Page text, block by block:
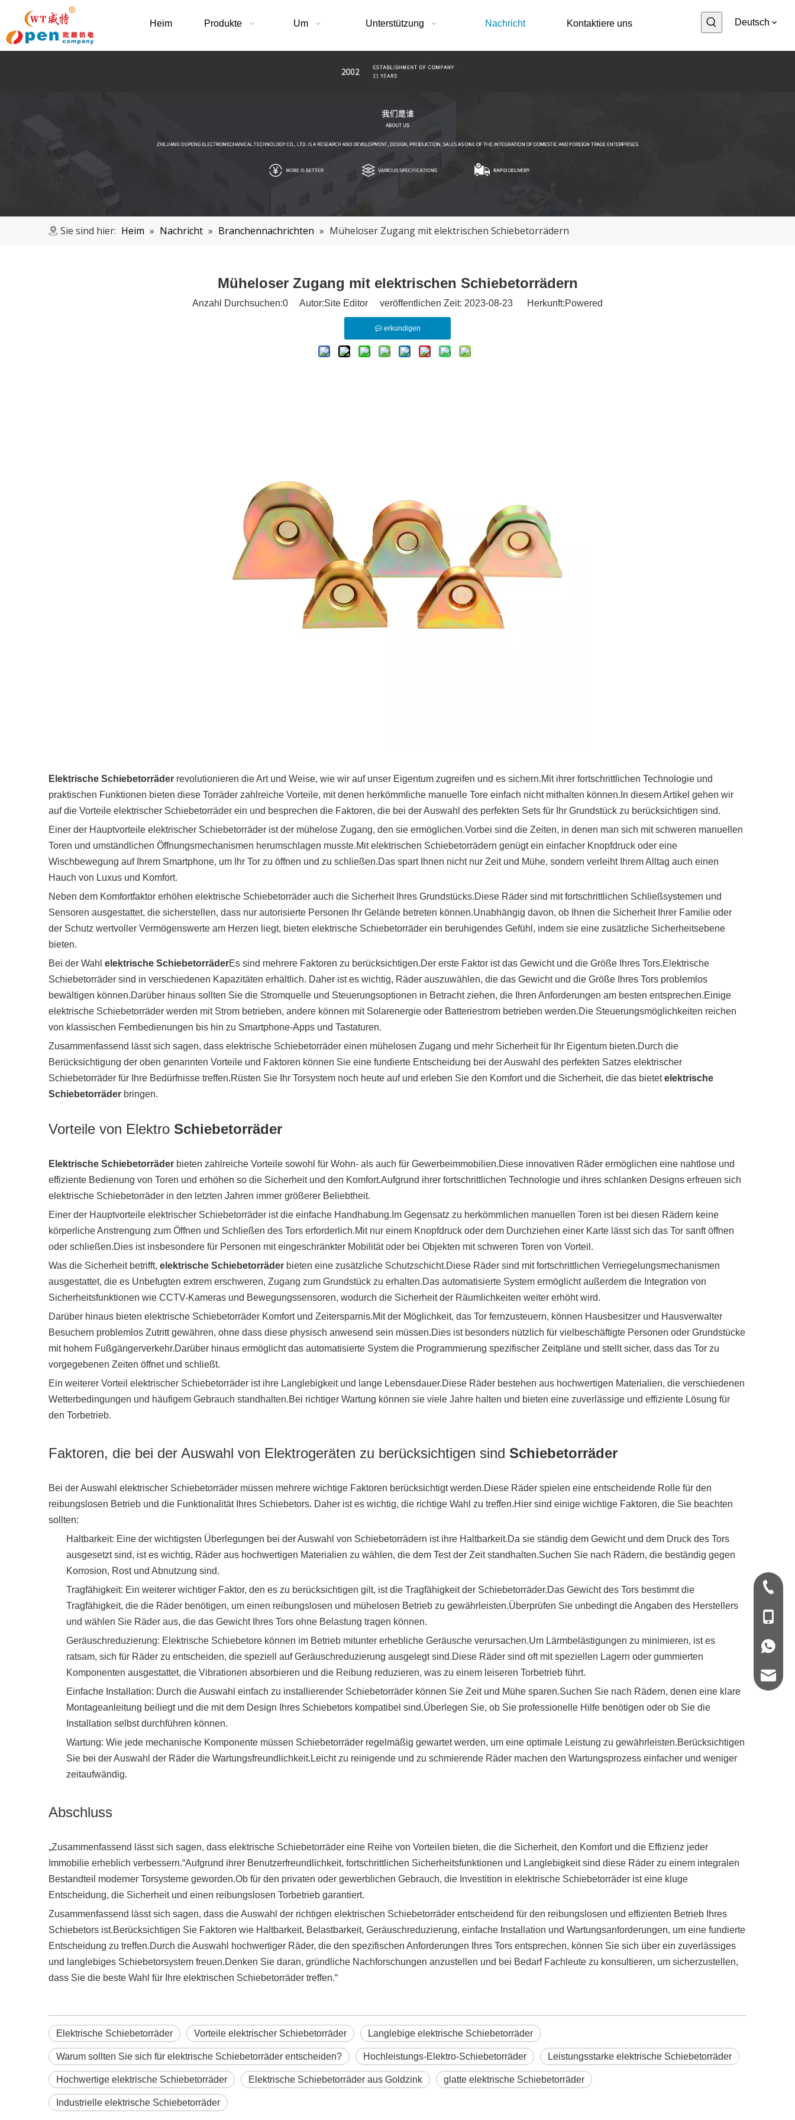
Heim Produkte Um Unterstützung Nachricht Kontaktiere uns Deutsch
Sie sind hier: Heim » Nachricht » Branchennachrichten » Müheloser Zugang mit elektrischen Schiebetorrädern
Müheloser Zugang mit elektrischen Schiebetorrädern
Anzahl Durchsuchen:0 Autor:Site Editor veröffentlichen Zeit: 2023-08-23 Herkunft:Powered
erkundigen
Elektrische Schiebetorräder revolutionieren die Art und Weise, wie wir auf unser Eigentum zugreifen und es sichern.Mit ihrer fortschrittlichen Technologie und
praktischen Funktionen bieten diese Torräder zahlreiche Vorteile, mit denen herkömmliche manuelle Tore einfach nicht mithalten können.In diesem Artikel gehen wir
auf die Vorteile elektrischer Schiebetorräder ein und besprechen die Faktoren, die bei der Auswahl des perfekten Sets für Ihr Grundstück zu berücksichtigen sind.
Einer der Hauptvorteile elektrischer Schiebetorräder ist der mühelose Zugang, den sie ermöglichen.Vorbei sind die Zeiten, in denen man sich mit schweren manuellen
Toren und umständlichen Öffnungsmechanismen herumschlagen musste.Mit elektrischen Schiebetorrädern genügt ein einfacher Knopfdruck oder eine
Wischbewegung auf Ihrem Smartphone, um Ihr Tor zu öffnen und zu schließen.Das spart Ihnen nicht nur Zeit und Mühe, sondern verleiht Ihrem Alltag auch einen
Hauch von Luxus und Komfort.
Neben dem Komfortfaktor erhöhen elektrische Schiebetorräder auch die Sicherheit Ihres Grundstücks.Diese Räder sind mit fortschrittlichen Schließsystemen und
Sensoren ausgestattet, die sicherstellen, dass nur autorisierte Personen Ihr Gelände betreten können.Unabhängig davon, ob Ihnen die Sicherheit Ihrer Familie oder
der Schutz wertvoller Vermögenswerte am Herzen liegt, bieten elektrische Schiebetorräder ein beruhigendes Gefühl, indem sie eine zusätzliche Sicherheitsebene
bieten.
Bei der Wahl elektrische SchiebetorräderEs sind mehrere Faktoren zu berücksichtigen.Der erste Faktor ist das Gewicht und die Größe Ihres Tors.Elektrische
Schiebetorräder sind in verschiedenen Kapazitäten erhältlich. Daher ist es wichtig, Räder auszuwählen, die das Gewicht und die Größe Ihres Tors problemlos
bewältigen können.Darüber hinaus sollten Sie die Stromquelle und Steuerungsoptionen in Betracht ziehen, die Ihren Anforderungen am besten entsprechen.Einige
elektrische Schiebetorräder werden mit Strom betrieben, andere können mit Solarenergie oder Batteriestrom betrieben werden.Die Steuerungsmöglichkeiten reichen
von klassischen Fernbedienungen bis hin zu Smartphone-Apps und Tastaturen.
Zusammenfassend lässt sich sagen, dass elektrische Schiebetorräder einen mühelosen Zugang und mehr Sicherheit für Ihr Eigentum bieten.Durch die
Berücksichtigung der oben genannten Vorteile und Faktoren können Sie eine fundierte Entscheidung bei der Auswahl des perfekten Satzes elektrischer
Schiebetorräder für Ihre Bedürfnisse treffen.Rüsten Sie Ihr Torsystem noch heute auf und erleben Sie den Komfort und die Sicherheit, die das bietetelektrische
Schiebetorräder bringen.
Vorteile von Elektro Schiebetorräder
Elektrische Schiebetorräder bieten zahlreiche Vorteile sowohl für Wohn- als auch für Gewerbeimmobilien.Diese innovativen Räder ermöglichen eine nahtlose und
effiziente Bedienung von Toren und erhöhen so die Sicherheit und den Komfort.Aufgrund ihrer fortschrittlichen Technologie und ihres schlanken Designs erfreuen sich
elektrische Schiebetorräder in den letzten Jahren immer größerer Beliebtheit.
Einer der Hauptvorteile elektrischer Schiebetorräder ist die einfache Handhabung.Im Gegensatz zu herkömmlichen manuellen Toren ist bei diesen Rädern keine
körperliche Anstrengung zum Öffnen und Schließen des Tors erforderlich.Mit nur einem Knopfdruck oder dem Durchziehen einer Karte lässt sich das Tor sanft öffnen
oder schließen.Dies ist insbesondere für Personen mit eingeschränkter Mobilität oder bei Objekten mit schweren Toren von Vorteil.
Was die Sicherheit betrifft, elektrische Schiebetorräder bieten eine zusätzliche Schutzschicht.Diese Räder sind mit fortschrittlichen Verriegelungsmechanismen
ausgestattet, die es Unbefugten extrem erschweren, Zugang zum Grundstück zu erhalten.Das automatisierte System ermöglicht außerdem die Integration von
Sicherheitsfunktionen wie CCTV-Kameras und Bewegungssensoren, wodurch die Sicherheit der Räumlichkeiten weiter erhöht wird.
Darüber hinaus bieten elektrische Schiebetorräder Komfort und Zeitersparnis.Mit der Möglichkeit, das Tor fernzusteuern, können Hausbesitzer und Hausverwalter
Besuchern problemlos Zutritt gewähren, ohne dass diese physisch anwesend sein müssen.Dies ist besonders nützlich für vielbeschäftigte Personen oder Grundstücke
mit hohem Fußgängerverkehr.Darüber hinaus ermöglicht das automatisierte System die Programmierung spezifischer Zeitpläne und stellt sicher, dass das Tor zu
vorgegebenen Zeiten öffnet und schließt.
Ein weiterer Vorteil elektrischer Schiebetorräder ist ihre Langlebigkeit und lange Lebensdauer.Diese Räder bestehen aus hochwertigen Materialien, die verschiedenen
Wetterbedingungen und häufigem Gebrauch standhalten.Bei richtiger Wartung können sie viele Jahre halten und bieten eine zuverlässige und effiziente Lösung für
den Torbetrieb.
Faktoren, die bei der Auswahl von Elektrogeräten zu berücksichtigen sind Schiebetorräder
Bei der Auswahl elektrischer Schiebetorräder müssen mehrere wichtige Faktoren berücksichtigt werden.Diese Räder spielen eine entscheidende Rolle für den
reibungslosen Betrieb und die Funktionalität Ihres Schiebetors. Daher ist es wichtig, die richtige Wahl zu treffen.Hier sind einige wichtige Faktoren, die Sie beachten
sollten:
Haltbarkeit: Eine der wichtigsten Überlegungen bei der Auswahl von Schiebetorrädern ist ihre Haltbarkeit.Da sie ständig dem Gewicht und dem Druck des Tors
ausgesetzt sind, ist es wichtig, Räder aus hochwertigen Materialien zu wählen, die dem Test der Zeit standhalten.Suchen Sie nach Rädern, die beständig gegen
Korrosion, Rost und Abnutzung sind.
Tragfähigkeit: Ein weiterer wichtiger Faktor, den es zu berücksichtigen gilt, ist die Tragfähigkeit der Schiebetorräder.Das Gewicht des Tors bestimmt die
Tragfähigkeit, die die Räder benötigen, um einen reibungslosen und mühelosen Betrieb zu gewährleisten.Überprüfen Sie unbedingt die Angaben des Herstellers
und wählen Sie Räder aus, die das Gewicht Ihres Tors ohne Belastung tragen können.
Geräuschreduzierung: Elektrische Schiebetore können im Betrieb mitunter erhebliche Geräusche verursachen.Um Lärmbelästigungen zu minimieren, ist es
ratsam, sich für Räder zu entscheiden, die speziell auf Geräuschreduzierung ausgelegt sind.Diese Räder sind oft mit speziellen Lagern oder gummierten
Komponenten ausgestattet, die Vibrationen absorbieren und die Reibung reduzieren, was zu einem leiseren Torbetrieb führt.
Einfache Installation: Durch die Auswahl einfach zu installierender Schiebetorräder können Sie Zeit und Mühe sparen.Suchen Sie nach Rädern, denen eine klare
Montageanleitung beiliegt und die mit dem Design Ihres Schiebetors kompatibel sind.Überlegen Sie, ob Sie professionelle Hilfe benötigen oder ob Sie die
Installation selbst durchführen können.
Wartung: Wie jede mechanische Komponente müssen Schiebetorräder regelmäßig gewartet werden, um eine optimale Leistung zu gewährleisten.Berücksichtigen
Sie bei der Auswahl der Räder die Wartungsfreundlichkeit.Leicht zu reinigende und zu schmierende Räder machen den Wartungsprozess einfacher und weniger
zeitaufwändig.
Abschluss
„Zusammenfassend lässt sich sagen, dass elektrische Schiebetorräder eine Reihe von Vorteilen bieten, die die Sicherheit, den Komfort und die Effizienz jeder
Immobilie erheblich verbessern.“Aufgrund ihrer Benutzerfreundlichkeit, fortschrittlichen Sicherheitsfunktionen und Langlebigkeit sind diese Räder zu einem integralen
Bestandteil moderner Torsysteme geworden.Ob für den privaten oder gewerblichen Gebrauch, die Investition in elektrische Schiebetorräder ist eine kluge
Entscheidung, die Sicherheit und einen reibungslosen Torbetrieb garantiert.
Zusammenfassend lässt sich sagen, dass die Auswahl der richtigen elektrischen Schiebetorräder entscheidend für den reibungslosen und effizienten Betrieb Ihres
Schiebetors ist.Berücksichtigen Sie Faktoren wie Haltbarkeit, Belastbarkeit, Geräuschreduzierung, einfache Installation und Wartungsanforderungen, um eine fundierte
Entscheidung zu treffen.Durch die Auswahl hochwertiger Räder, die den spezifischen Anforderungen Ihres Tors entsprechen, können Sie sich über ein zuverlässiges
und langlebiges Schiebetorsystem freuen.Denken Sie daran, gründliche Nachforschungen anzustellen und bei Bedarf Fachleute zu konsultieren, um sicherzustellen,
dass Sie die beste Wahl für Ihre elektrischen Schiebetorräder treffen.“
Elektrische Schiebetorräder Vorteile elektrischer Schiebetorräder Langlebige elektrische Schiebetorräder
Warum sollten Sie sich für elektrische Schiebetorräder entscheiden? Hochleistungs-Elektro-Schiebetorräder Leistungsstarke elektrische Schiebetorräder
Hochwertige elektrische Schiebetorräder Elektrische Schiebetorräder aus Goldzink glatte elektrische Schiebetorräder
Industrielle elektrische Schiebetorräder
+86-
+86-